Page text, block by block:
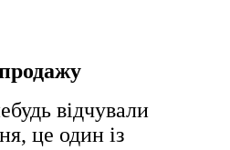
відчували
це один із